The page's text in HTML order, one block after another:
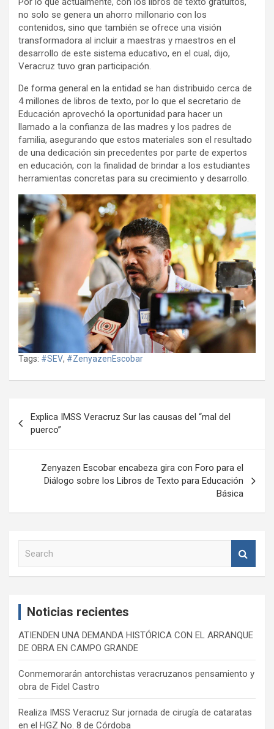
no solo se genera un ahorro millonario con los
contenidos, sino que también se ofrece una visión
transformadora al incluir a maestras y maestros en el
desarrollo de este sistema educativo, en el cual, dijo,
Veracruz tuvo gran participación.
De forma general en la entidad se han distribuido cerca de
4 millones de libros de texto, por lo que el secretario de
Educación aprovechó la oportunidad para hacer un
llamado a la confianza de las madres y los padres de
familia, asegurando que estos materiales son el resultado
de una dedicación sin precedentes por parte de expertos
en educación, con la finalidad de brindar a los estudiantes
herramientas concretas para su crecimiento y desarrollo.
Tags: #SEV, #ZenyazenEscobar
de
entradas
Explica IMSS Veracruz Sur las causas del “mal del
puerco”
Zenyazen Escobar encabeza gira con Foro para el
Diálogo sobre los Libros de Texto para Educación
Básica
Noticias recientes
ATIENDEN UNA DEMANDA HISTÓRICA CON EL ARRANQUE
DE OBRA EN CAMPO GRANDE
Conmemorarán antorchistas veracruzanos pensamiento y
obra de Fidel Castro
Realiza IMSS Veracruz Sur jornada de cirugía de cataratas
en el HGZ No. 8 de Córdoba